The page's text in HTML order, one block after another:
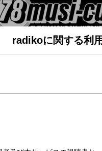
radikoに関する利